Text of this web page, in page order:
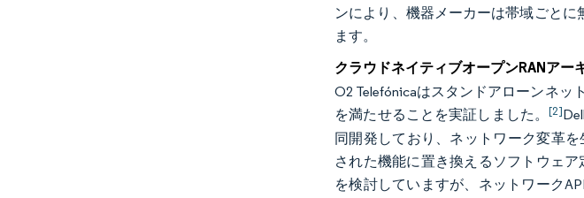
ンにより、機器メーカーは帯域ごと
ます。
クラウドネイティブオープンRANアー
O2 Telefónicaはスタンドアローンネ
を満たせることを実証しました。[2]
同開発しており、ネットワーク変革
された機能に置き換えるソフトウェ
を検討していますが、ネットワーク